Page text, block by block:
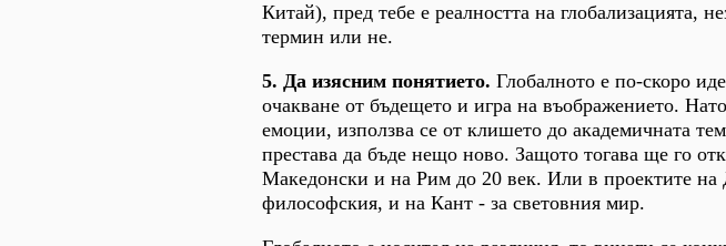
Китай), пред тебе е реалността на глобализацията,
термин или не.
5. Да изясним понятието. Глобалното е по-скоро
очакване от бъдещето и игра на въображението.
емоции, използва се от клишето до академичната
престава да бъде нещо ново. Защото тогава ще го
Македонски и на Рим до 20 век. Или в проектите
философския, и на Кант - за световния мир.